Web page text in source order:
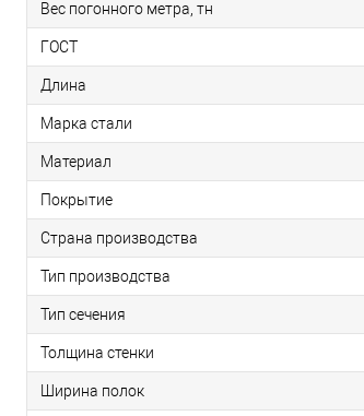
Вес погонного метра, тн
ГОСТ
Длина
Марка стали
Материал
Покрытие
Страна производства
Тип производства
Тип сечения
Толщина стенки
Ширина полок